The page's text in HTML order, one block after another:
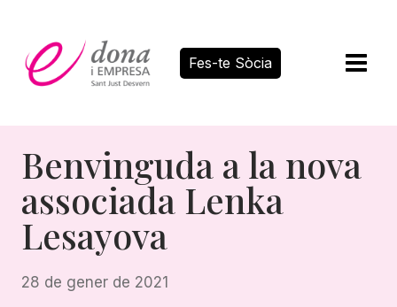
contingut
Fes-te Sòcia
Benvinguda a la nova
associada Lenka
Lesayova
28 de gener de 2021